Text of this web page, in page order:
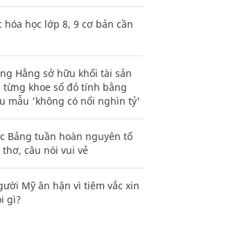
hóa học lớp 8, 9 cơ bản cần
Hằng sở hữu khối tài sản
khoe sổ đỏ tính bằng
mẫu 'không có nổi nghìn tỷ'
Bảng tuần hoàn nguyên tố
câu nói vui vẻ
Mỹ ân hận vì tiêm vắc xin
gì?